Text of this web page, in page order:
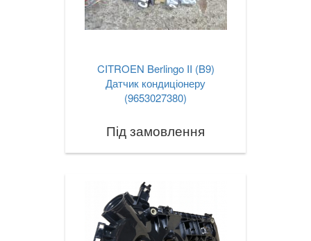
CITROEN Berlingo II (B9)
Датчик кондиціонеру
(9653027380)
Під замовлення